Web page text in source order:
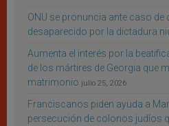
ONU se pronuncia ante caso
desaparecido por la dictadura
Aumenta el interés por la
de los mártires de Georgia que
matrimonio julio 25, 2026
Franciscanos piden ayuda a
persecución de colonos judíos